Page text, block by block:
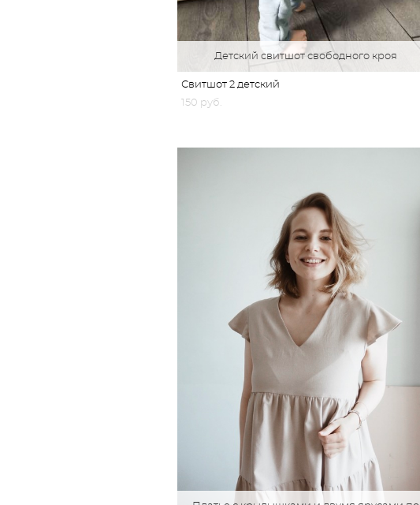
Детский свитшот свободного кроя
Свитшот 2 детский
150 pуб.